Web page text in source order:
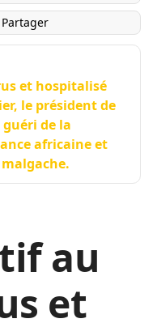
Partager
et hospitalisé
le président de
guéri de la
africaine et
au
et